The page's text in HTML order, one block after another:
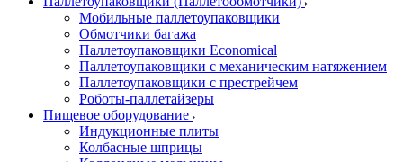
Мобильные паллетоупаковщики
Обмотчики багажа
Паллетоупаковщики Economical
Паллетоупаковщики с механическим натяжением
Паллетоупаковщики с престрейчем
Роботы-паллетайзеры
Пищевое оборудование
Индукционные плиты
Колбасные шприцы